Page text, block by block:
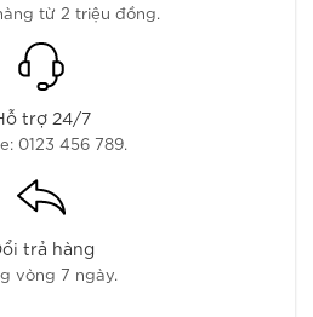
từ 2 triệu đồng.
trợ 24/7
0123 456 789.
trả hàng
vòng 7 ngày.